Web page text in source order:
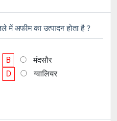
में अफीम का उत्पादन होता है ?
B
मंदसौर
D ग्वालियर